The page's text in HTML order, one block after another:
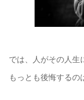
では、人がその人生
もっとも後悔するの